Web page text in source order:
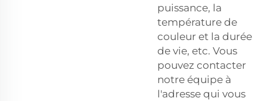
puissance, la
température de
couleur et la durée
de vie, etc. Vous
pouvez contacter
notre équipe à
l'adresse qui vous